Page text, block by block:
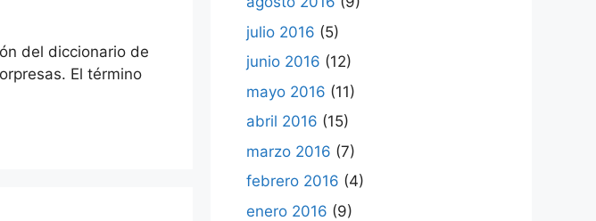
del diccionario de
El término
julio 2016 (5)
junio 2016 (12)
mayo 2016 (11)
abril 2016 (15)
marzo 2016 (7)
febrero 2016 (4)
enero 2016 (9)